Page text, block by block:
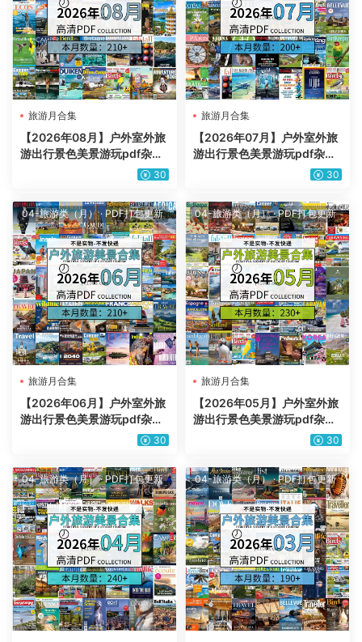
旅游月合集
【2026年08月】户外室外旅
游出行景色美景游玩pdf杂志
2026年08月打包合集（210
30
旅游月合集
【2026年07月】户外室外旅
游出行景色美景游玩pdf杂志
2026年07月打包合集（200
30
04-旅游类（月）· PDF打包更新
旅游月合集
【2026年06月】户外室外旅
游出行景色美景游玩pdf杂志
2026年06月打包合集（210
30
04-旅游类（月）·PDF打包更新
旅游月合集
【2026年05月】户外室外旅
游出行景色美景游玩pdf杂志
2026年05月打包合集（230
30
04-旅游类（月）·PDF打包更新 04-旅游类（月）·PDF打包更新